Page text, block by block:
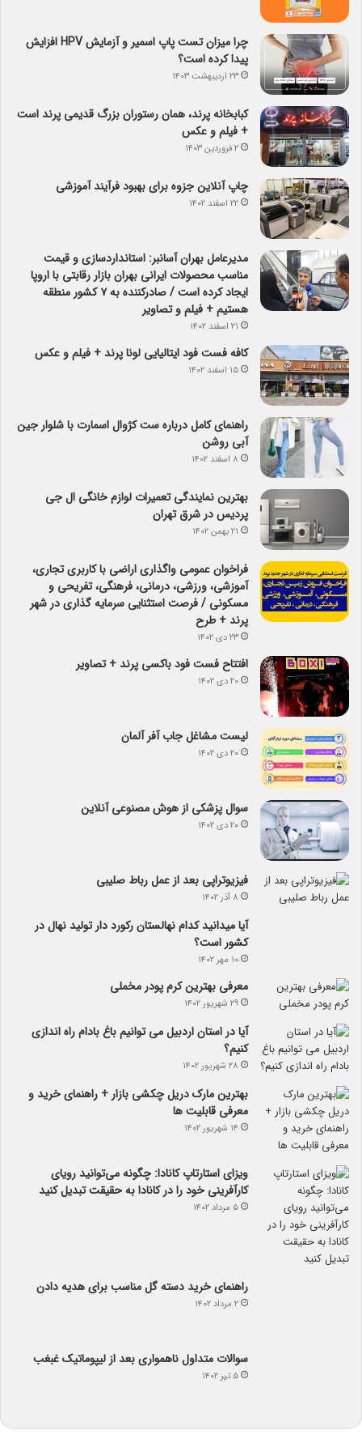
چرا میزان تست پاپ اسمیر و آزمایش HPV افزایش
پیدا کرده است؟
۲۳ اردیبهشت ۱۴۰۳
کبابخانه پرند، همان رستوران بزرگ قدیمی پرند است
+ فیلم و عکس
۲ فروردین ۱۴۰۳
چاپ آنلاین جزوه برای بهبود فرآیند آموزشی
۲۲ اسفند ۱۴۰۲
مدیرعامل بهران آسانبر: استانداردسازی و قیمت
مناسب محصولات ایرانی بهران بازار رقابتی با اروپا
ایجاد کرده است / صادرکننده به ۷ کشور منطقه
هستیم + فیلم و تصاویر
۲۱ اسفند ۱۴۰۲
کافه فست فود ایتالیایی لونا پرند + فیلم و عکس
۱۵ اسفند ۱۴۰۲
راهنمای کامل درباره ست کژوال اسمارت با شلوار جین
آبی روشن
۸ اسفند ۱۴۰۲
بهترین نمایندگی تعمیرات لوازم خانگی ال جی
پردیس در شرق تهران
۲۱ بهمن ۱۴۰۲
فراخوان عمومی واگذاری اراضی با کاربری تجاری،
آموزشی، ورزشی، درمانی، فرهنگی، تفریحی و
مسکونی / فرصت استثنایی سرمایه گذاری در شهر
پرند + طرح
۲۳ دی ۱۴۰۲
افتتاح فست فود باکسی پرند + تصاویر
۲۰ دی ۱۴۰۲
لیست مشاغل جاب آفر آلمان
۲۰ دی ۱۴۰۲
سوال پزشکی از هوش مصنوعی آنلاین
۲۰ دی ۱۴۰۲
فیزیوتراپی بعد از عمل رباط صلیبی
۸ آذر ۱۴۰۲
آیا می­دانید کدام نهالستان رکورد دار تولید نهال­ در
کشور است؟
۱۰ مهر ۱۴۰۲
معرفی بهترین کرم پودر مخملی
۲۹ شهریور ۱۴۰۲
آیا در استان اردبیل می توانیم باغ بادام راه اندازی
کنیم؟
۲۸ شهریور ۱۴۰۲
بهترین مارک دریل چکشی بازار + راهنمای خرید و
معرفی قابلیت ها
۱۴ شهریور ۱۴۰۲
ویزای استارتاپ کانادا: چگونه می‌توانید رویای
کارآفرینی خود را در کانادا به حقیقت تبدیل کنید
۵ مرداد ۱۴۰۲
راهنمای خرید دسته گل مناسب برای هدیه دادن
۲ مرداد ۱۴۰۲
سوالات متداول ناهمواری بعد از لیپوماتیک غبغب
۵ تیر ۱۴۰۲